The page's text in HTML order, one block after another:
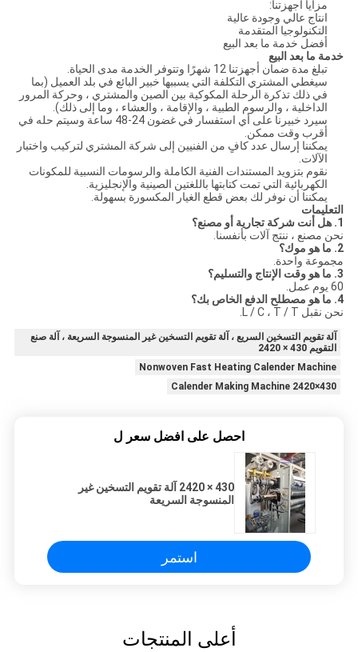
مزايا أجهزتنا:
انتاج عالي وجودة عالية
التكنولوجيا المتقدمة
أفضل خدمة ما بعد البيع
خدمة ما بعد البيع
تبلغ مدة ضمان أجهزتنا 12 شهرًا وتتوفر الخدمة مدى الحياة.
سيغطي المشتري التكلفة التي يسببها خبير البائع في بلد العميل (بما
في ذلك تذكرة الرحلة المكوكية بين الصين والمشتري ، وحركة المرور
الداخلية ، والرسوم الطبية ، والإقامة ، والعشاء ، وما إلى ذلك).
سيرد خبيرنا على أي استفسار في غضون 24-48 ساعة وسيتم حله في
أقرب وقت ممكن.
يمكننا إرسال عدد كافٍ من الفنيين إلى شركة المشتري لتركيب واختبار
الآلات.
نقوم بتزويد المستندات الفنية الكاملة والرسومات النسبية للمكونات
الكهربائية التي تمت كتابتها باللغتين الصينية والإنجليزية.
يمكننا أن نوفر لك بعض قطع الغيار المكسورة بسهولة.
التعليمات
1. هل أنت شركة تجارية أو مصنع؟
نحن مصنع ، ننتج آلات بأنفسنا.
2. ما هو موك؟
مجموعة واحدة.
3. ما هو وقت الإنتاج والتسليم؟
60 يوم عمل.
4. ما هو مصطلح الدفع الخاص بك؟
نحن نقبل L / C ، T / T.
آلة تقويم التسخين السريع ، آلة تقويم التسخين غير المنسوجة السريعة ، آلة صنع
التقويم 430 × 2420
Nonwoven Fast Heating Calender Machine
430×2420 Calender Making Machine
احصل على افضل سعر ل
430 × 2420 آلة تقويم التسخين غير
المنسوجة السريعة
استمر
أعلى المنتجات